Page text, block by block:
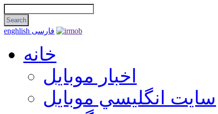
enghlish فارسی
خانه
اخبار موبایل
سايت انگليسي موبايل